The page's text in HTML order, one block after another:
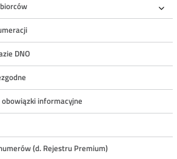
DNO
informacyjne
(d. Rejestru Premium)